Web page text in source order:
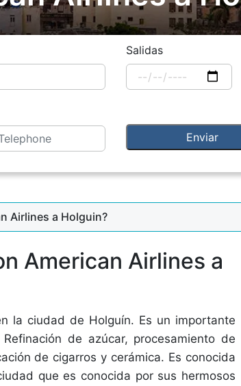
Salidas
Airlines a Holguin?
American Airlines a
la ciudad de Holguín. Es un importante
de azúcar, procesamiento de
de cigarros y cerámica. Es conocida
que es conocida por sus hermosos